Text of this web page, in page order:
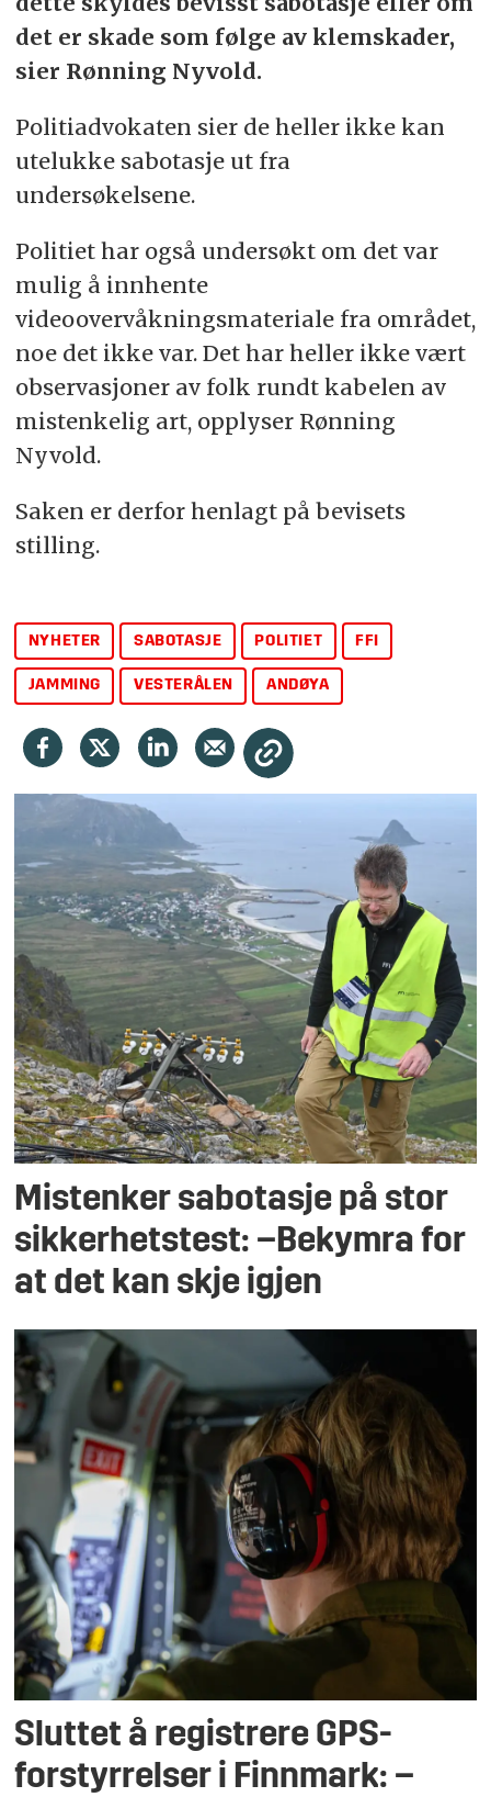
som forstyrrer og blokkerer signaler fra
globale satelittnavigasjonssystemer (GNSS)
GNSS er såkalt spoofing. Det betyr
utsending av falske GNSS-signaler som
etterligner de ekte satelittsignalene.
vedkommende er et annet sted og på en
annen tid enn hun er.
Meaconing er en tredje teknikk innen
elektronisk krigføring. En angriper vil da
fange opp og videresende et ekte GNSS-
signal til en mottaker, men med noe
tidsforsinkelse. Mottakeren vil da kunne
GPS-forstyrrelser er et stadig større
problem ifølge Nasjonal
det er skade som følge av klemskader,
sier Rønning Nyvold.
Politiadvokaten sier de heller ikke kan
utelukke sabotasje ut fra
undersøkelsene.
Politiet har også undersøkt om det var
mulig å innhente
videoovervåkningsmateriale fra området,
noe det ikke var. Det har heller ikke vært
observasjoner av folk rundt kabelen av
mistenkelig art, opplyser Rønning
Nyvold.
Saken er derfor henlagt på bevisets
stilling.
NYHETER SABOTASJE POLITIET FFI
JAMMING VESTERÅLEN ANDØYA
Mistenker sabotasje på stor
sikkerhetstest: –Bekymra for
at det kan skje igjen
Sluttet å registrere GPS-
forstyrrelser i Finnmark: –